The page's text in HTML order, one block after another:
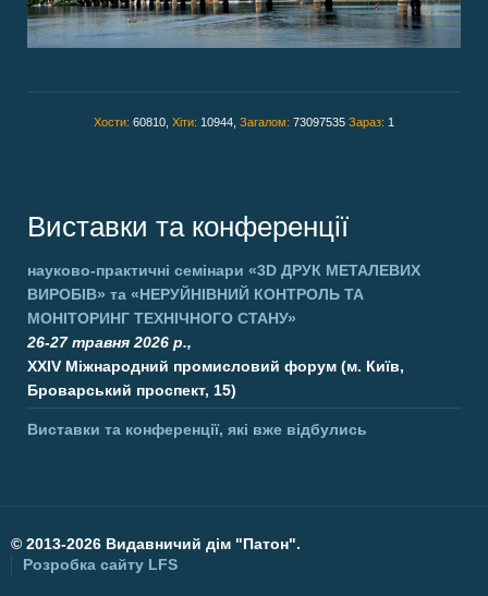
Хости: 60810, Хіти: 10944, Загалом: 73097535 Зараз: 1
Виставки та конференції
науково-практичні семінари «3D ДРУК МЕТАЛЕВИХ
ВИРОБІВ» та «НЕРУЙНІВНИЙ КОНТРОЛЬ ТА
МОНІТОРИНГ ТЕХНІЧНОГО СТАНУ»
26-27 травня 2026 р.,
XXIV Міжнародний промисловий форум (м. Київ,
Броварський проспект, 15)
Виставки та конференції, які вже відбулись
© 2013-2026 Видавничий дім "Патон".
Розробка сайту LFS